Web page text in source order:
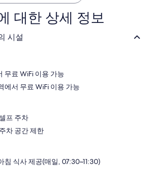
대한 상세 정보
시설
무료 WiFi 이용 가능
에서 무료 WiFi 이용 가능
프 주차
차 공간 제한
침 식사 제공(매일, 07:30~11:30)